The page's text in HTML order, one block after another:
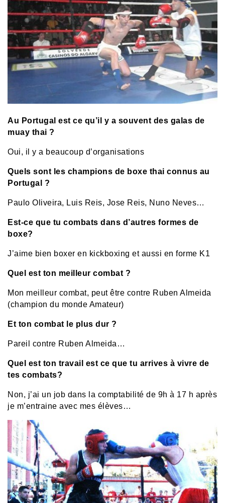
Au Portugal est ce qu’il y a souvent des galas de
muay thai ?
Oui, il y a beaucoup d’organisations
Quels sont les champions de boxe thai connus au
Portugal ?
Paulo Oliveira, Luis Reis, Jose Reis, Nuno Neves…
Est-ce que tu combats dans d’autres formes de
boxe?
J’aime bien boxer en kickboxing et aussi en forme K1
Quel est ton meilleur combat ?
Mon meilleur combat, peut être contre Ruben Almeida
(champion du monde Amateur)
Et ton combat le plus dur ?
Pareil contre Ruben Almeida…
Quel est ton travail est ce que tu arrives à vivre de
tes combats?
Non, j’ai un job dans la comptabilité de 9h à 17 h après
je m’entraine avec mes élèves…